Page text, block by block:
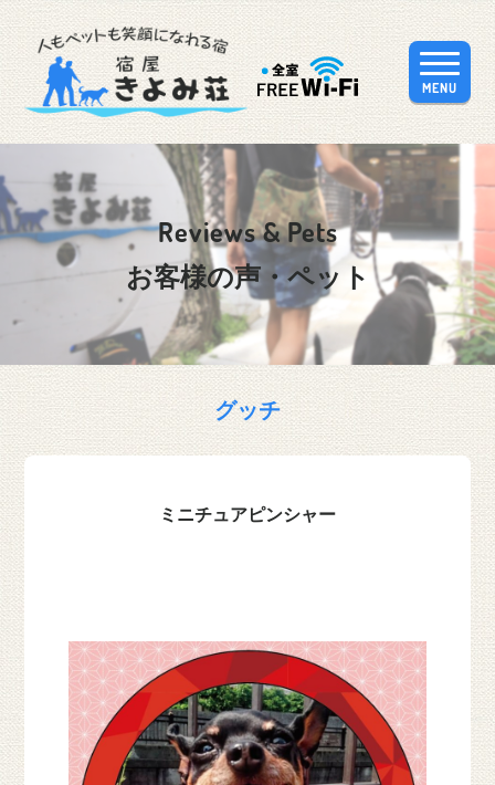
MENU
Reviews & Pets
お客様の声・ペット
グッチ
ミニチュアピンシャー